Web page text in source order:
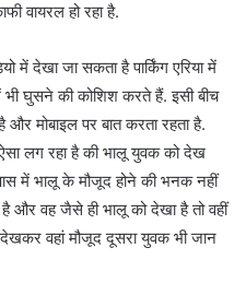
वायरल हो रहा है.
में देखा जा सकता है पार्किंग एरिया में
घुसने की कोशिश करते हैं. इसी बीच
मोबाइल पर बात करता रहता है.
लग रहा है की भालू युवक को देख
में भालू के मौजूद होने की भनक नहीं
और वह जैसे ही भालू को देखा है तो वहीं
वहां मौजूद दूसरा युवक भी जान